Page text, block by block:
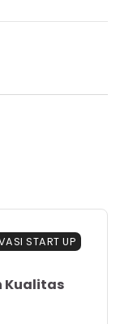
START UP
Kualitas